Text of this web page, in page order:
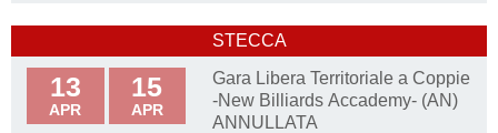
STECCA
13
APR
15
APR
Gara Libera Territoriale a Coppie
-New Billiards Accademy- (AN)
ANNULLATA